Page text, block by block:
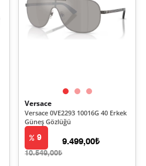
Versace
Versace 0VE2293 10016G 40 Erkek
Güneş Gözlüğü
9
10.549,00₺
9.499,00₺